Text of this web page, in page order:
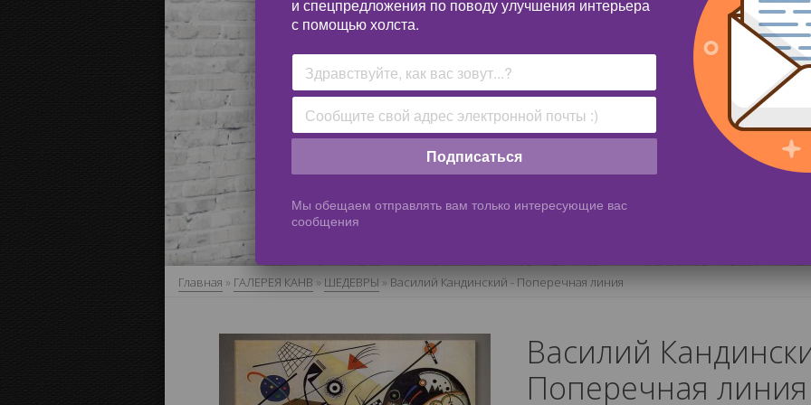
Главная » ГАЛЕРЕЯ КАНВ » ШЕДЕВРЫ » Василий Кандинский - Поперечная линия
Василий
Поперечная линия
и спецпредложения по поводу улучшения интерьера
с помощью холста.
Подписаться
Мы обещаем отправлять вам только интересующие вас
сообщения